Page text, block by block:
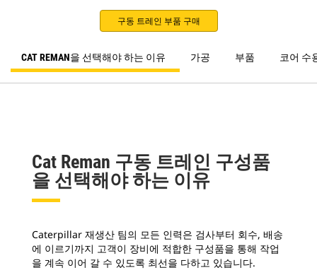
구동 트레인 부품 구매
CAT REMAN을 선택해야 하는 이유 가공 부품 코어 수
Cat Reman 구동 트레인 구성품
을 선택해야 하는 이유
Caterpillar 재생산 팀의 모든 인력은 검사부터 회수, 배송
에 이르기까지 고객이 장비에 적합한 구성품을 통해 작업
을 계속 이어 갈 수 있도록 최선을 다하고 있습니다.